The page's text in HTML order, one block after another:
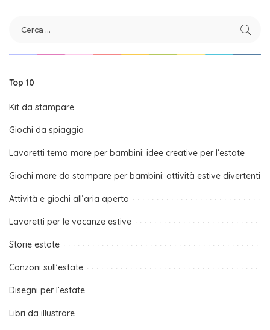
Top 10
Kit da stampare
Giochi da spiaggia
Lavoretti tema mare per bambini: idee creative per l’estate
Giochi mare da stampare per bambini: attività estive divertenti
Attività e giochi all’aria aperta
Lavoretti per le vacanze estive
Storie estate
Canzoni sull’estate
Disegni per l’estate
Libri da illustrare